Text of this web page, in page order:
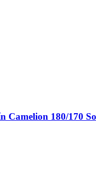
Camelion 180/170